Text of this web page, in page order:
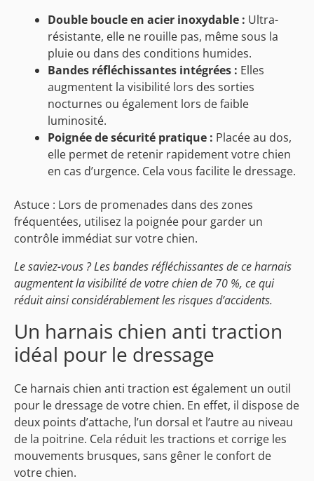
Double boucle en acier inoxydable : Ultra-
résistante, elle ne rouille pas, même sous la
pluie ou dans des conditions humides.
Bandes réfléchissantes intégrées : Elles
augmentent la visibilité lors des sorties
nocturnes ou également lors de faible
luminosité.
Poignée de sécurité pratique : Placée au dos,
elle permet de retenir rapidement votre chien
en cas d’urgence. Cela vous facilite le dressage.
Astuce : Lors de promenades dans des zones
fréquentées, utilisez la poignée pour garder un
contrôle immédiat sur votre chien.
Le saviez-vous ? Les bandes réfléchissantes de ce harnais
augmentent la visibilité de votre chien de 70 %, ce qui
réduit ainsi considérablement les risques d’accidents.
Un harnais chien anti traction
idéal pour le dressage
Ce harnais chien anti traction est également un outil
pour le dressage de votre chien. En effet, il dispose de
deux points d’attache, l’un dorsal et l’autre au niveau
de la poitrine. Cela réduit les tractions et corrige les
mouvements brusques, sans gêner le confort de
votre chien.